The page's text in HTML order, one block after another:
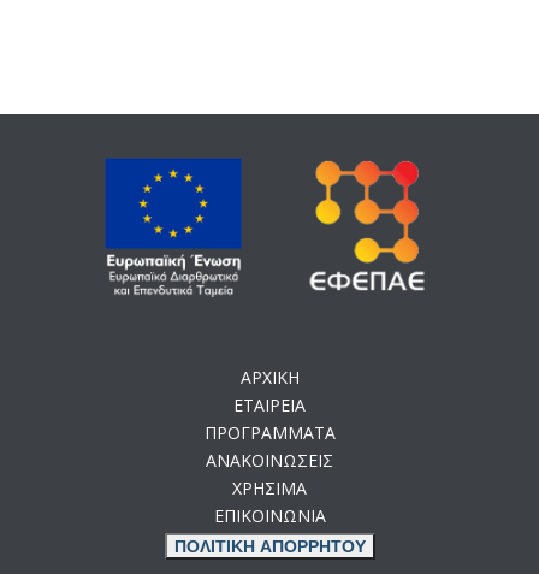
ΑΡΧΙΚΗ
ΕΤΑΙΡΕΙΑ
ΠΡΟΓΡΑΜΜΑΤΑ
ΑΝΑΚΟΙΝΩΣΕΙΣ
ΧΡΗΣΙΜΑ
ΕΠΙΚΟΙΝΩΝΙΑ
ΠΟΛΙΤΙΚΗ ΑΠΟΡΡΗΤΟΥ